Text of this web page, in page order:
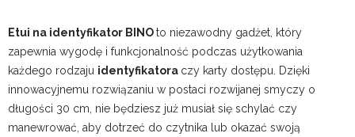
Etui na identyfikator BINOto niezawodny gadżet, który
zapewnia wygodę i funkcjonalność podczas użytkowania
każdego rodzaju identyfikatora czy karty dostępu. Dzięki
innowacyjnemu rozwiązaniu w postaci rozwijanej smyczy o
długości 30 cm, nie będziesz już musiał się schylać czy
manewrować, aby dotrzeć do czytnika lub okazać swoją